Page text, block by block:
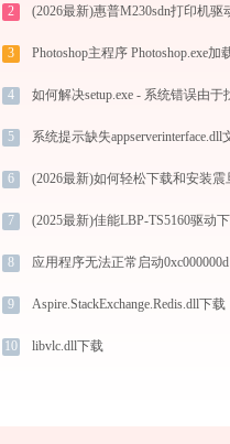
2
3
4
5
6
7
8 应用程序无法正常启动0xc000000d
9 Aspire.StackExchange.Redis.dll下载
10 libvlc.dll下载